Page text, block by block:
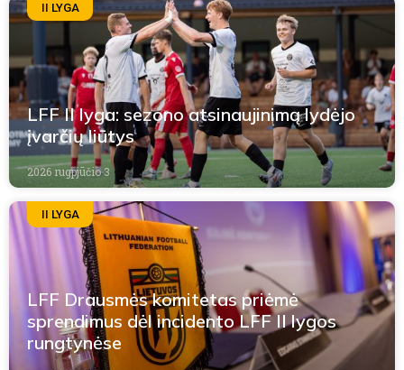
II LYGA
LFF II lyga: sezono atsinaujinimą lydėjo
įvarčių liūtys
2026 rugpjūčio 3
II LYGA
LFF Drausmės komitetas priėmė
sprendimus dėl incidento LFF II lygos
rungtynėse